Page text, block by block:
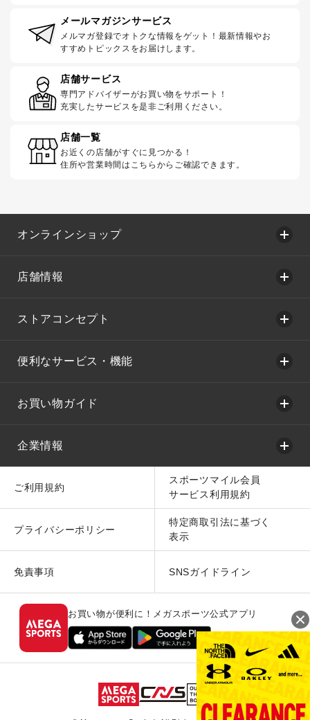
メールマガジンサービス
メルマガ登録でオトクな情報をゲット！最新情報やお
すすめトピックスをお届けします。
店舗サービス
専門アドバイザーがお買い物をサポート！
充実したサービスを是非ご利用ください。
店舗一覧
お近くの店舗がすぐに見つかる！
住所や営業時間はこちらからご確認できます。
オンラインショップ
店舗情報
ストアコンセプト
便利なサービス・機能
お買い物ガイド
企業情報
ご利用規約
スポーツマイル会員
サービス利用規約
プライバシーポリシー
特定商取引法に基づく
表示
免責事項 SNSガイドライン
お買い物が便利に！メガスポーツ公式アプリ